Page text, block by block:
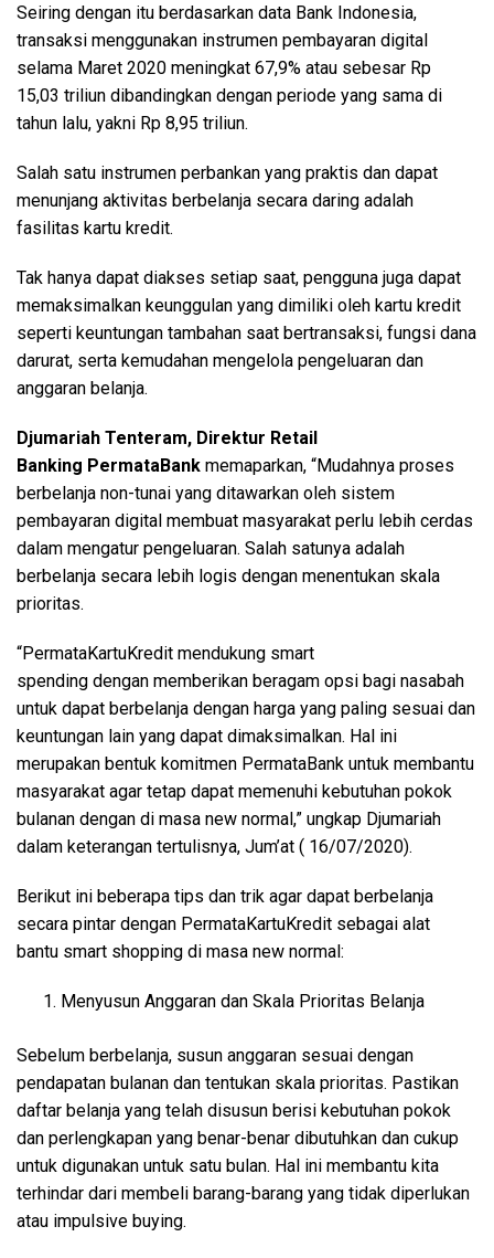
Seiring dengan itu berdasarkan data Bank Indonesia,
transaksi menggunakan instrumen pembayaran digital
selama Maret 2020 meningkat 67,9% atau sebesar Rp
15,03 triliun dibandingkan dengan periode yang sama di
tahun lalu, yakni Rp 8,95 triliun.
Salah satu instrumen perbankan yang praktis dan dapat
menunjang aktivitas berbelanja secara daring adalah
fasilitas kartu kredit.
Tak hanya dapat diakses setiap saat, pengguna juga dapat
memaksimalkan keunggulan yang dimiliki oleh kartu kredit
seperti keuntungan tambahan saat bertransaksi, fungsi dana
darurat, serta kemudahan mengelola pengeluaran dan
anggaran belanja.
Djumariah Tenteram, Direktur Retail
Banking PermataBank memaparkan, “Mudahnya proses
berbelanja non-tunai yang ditawarkan oleh sistem
pembayaran digital membuat masyarakat perlu lebih cerdas
dalam mengatur pengeluaran. Salah satunya adalah
berbelanja secara lebih logis dengan menentukan skala
prioritas.
“PermataKartuKredit mendukung smart
spending dengan memberikan beragam opsi bagi nasabah
untuk dapat berbelanja dengan harga yang paling sesuai dan
keuntungan lain yang dapat dimaksimalkan. Hal ini
merupakan bentuk komitmen PermataBank untuk membantu
masyarakat agar tetap dapat memenuhi kebutuhan pokok
bulanan dengan di masa new normal,” ungkap Djumariah
dalam keterangan tertulisnya, Jum’at ( 16/07/2020).
Berikut ini beberapa tips dan trik agar dapat berbelanja
secara pintar dengan PermataKartuKredit sebagai alat
bantu smart shopping di masa new normal:
Menyusun Anggaran dan Skala Prioritas Belanja
Sebelum berbelanja, susun anggaran sesuai dengan
pendapatan bulanan dan tentukan skala prioritas. Pastikan
daftar belanja yang telah disusun berisi kebutuhan pokok
dan perlengkapan yang benar-benar dibutuhkan dan cukup
untuk digunakan untuk satu bulan. Hal ini membantu kita
terhindar dari membeli barang-barang yang tidak diperlukan
atau impulsive buying.